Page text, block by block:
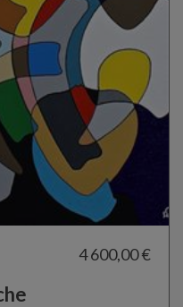
4 600,00 €